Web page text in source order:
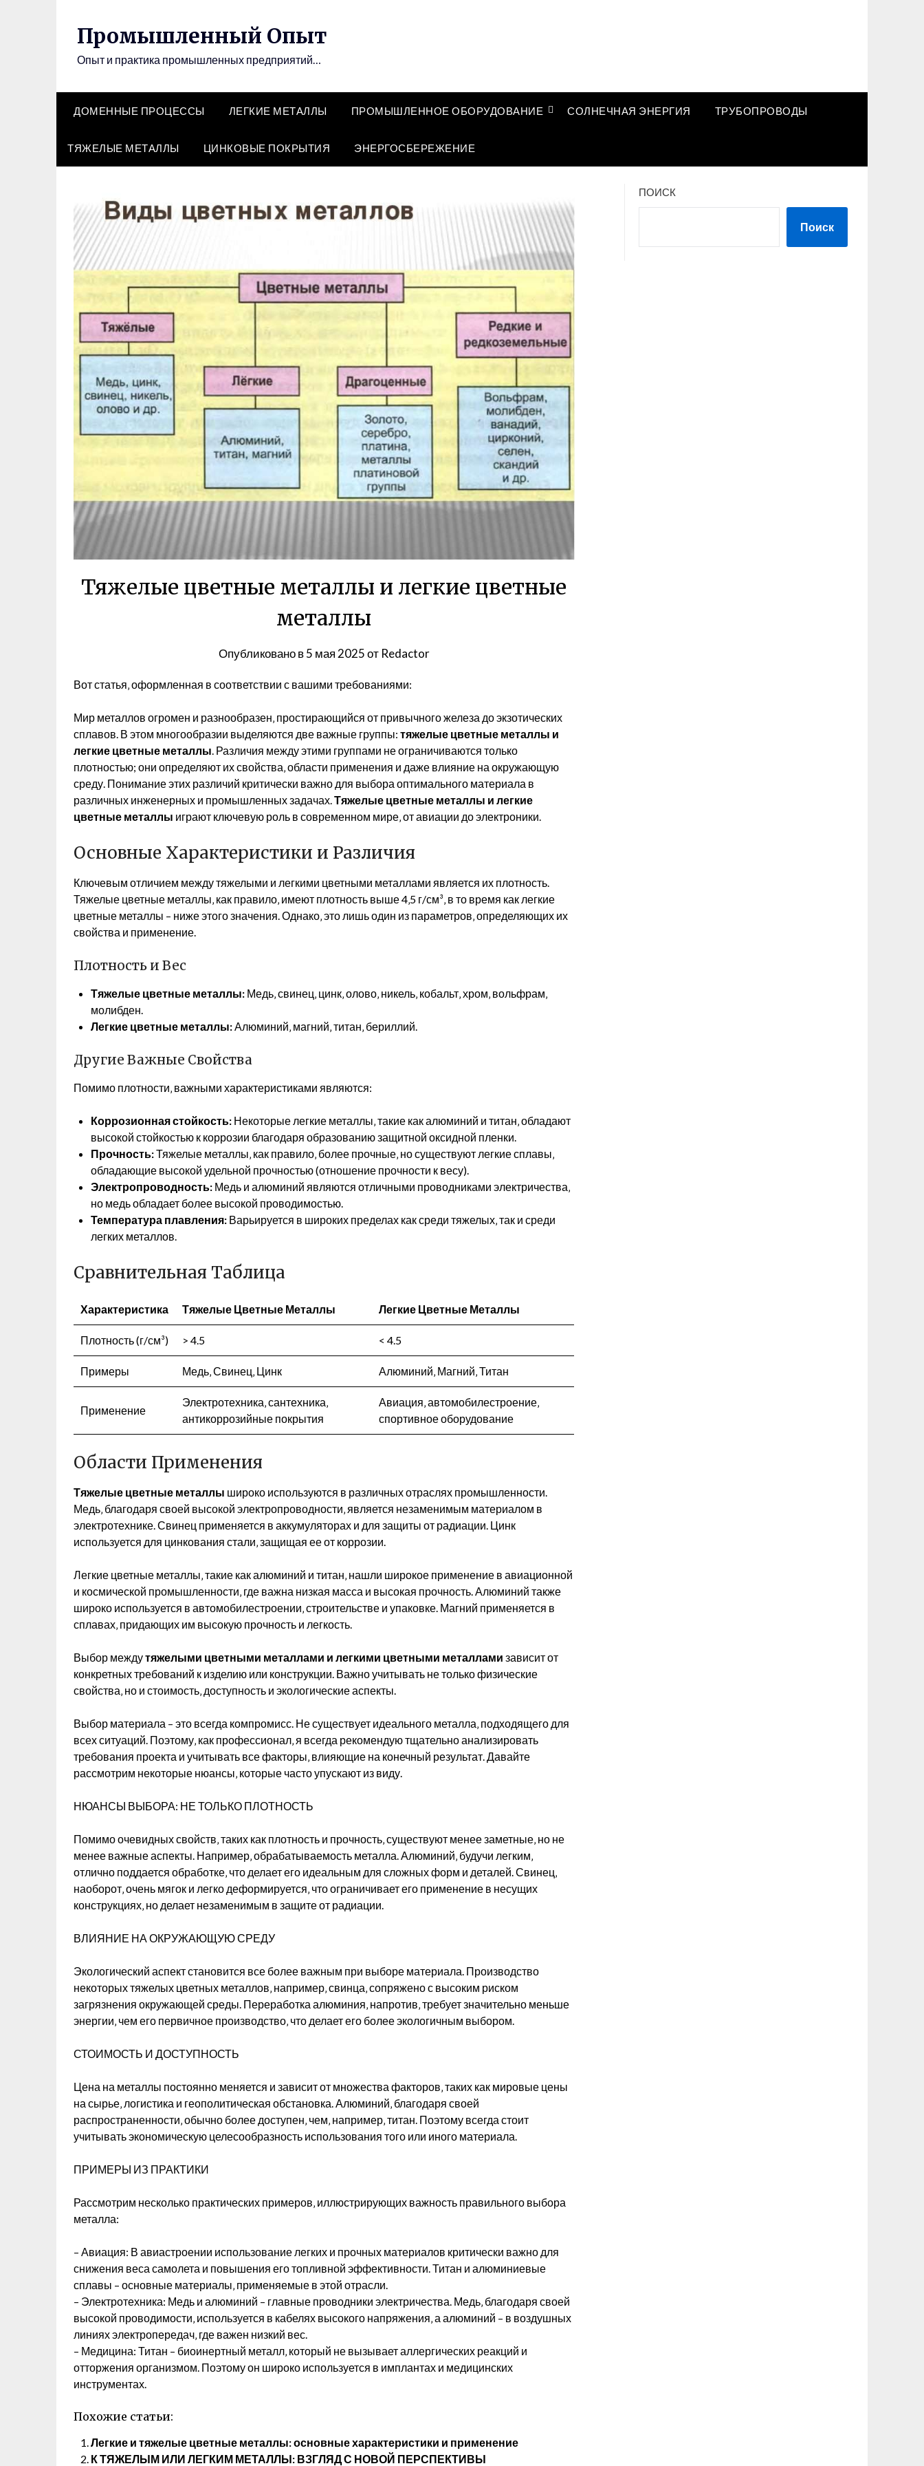
Промышленный Опыт
Опыт и практика промышленных предприятий…
ДОМЕННЫЕ ПРОЦЕССЫ ЛЕГКИЕ МЕТАЛЛЫ ПРОМЫШЛЕННОЕ ОБОРУДОВАНИЕ СОЛНЕЧНАЯ ЭНЕРГИЯ ТРУБОПРОВОДЫ
ТЯЖЕЛЫЕ МЕТАЛЛЫ ЦИНКОВЫЕ ПОКРЫТИЯ ЭНЕРГОСБЕРЕЖЕНИЕ
Тяжелые цветные металлы и легкие цветные
металлы
Опубликовано в5 мая 2025от Redactor
Вот статья‚ оформленная в соответствии с вашими требованиями:
Мир металлов огромен и разнообразен‚ простирающийся от привычного железа до экзотических
сплавов. В этом многообразии выделяются две важные группы: тяжелые цветные металлы и
легкие цветные металлы. Различия между этими группами не ограничиваются только
плотностью; они определяют их свойства‚ области применения и даже влияние на окружающую
среду. Понимание этих различий критически важно для выбора оптимального материала в
различных инженерных и промышленных задачах.Тяжелые цветные металлы и легкие
цветные металлы играют ключевую роль в современном мире‚ от авиации до электроники.
Основные Характеристики и Различия
Ключевым отличием между тяжелыми и легкими цветными металлами является их плотность.
Тяжелые цветные металлы‚ как правило‚ имеют плотность выше 4‚5 г/см³‚ в то время как легкие
цветные металлы – ниже этого значения. Однако‚ это лишь один из параметров‚ определяющих их
свойства и применение.
Плотность и Вес
Тяжелые цветные металлы: Медь‚ свинец‚ цинк‚ олово‚ никель‚ кобальт‚ хром‚ вольфрам‚
молибден.
Легкие цветные металлы:Алюминий‚ магний‚ титан‚ бериллий.
Другие Важные Свойства
Помимо плотности‚ важными характеристиками являются:
Коррозионная стойкость: Некоторые легкие металлы‚ такие как алюминий и титан‚ обладают
высокой стойкостью к коррозии благодаря образованию защитной оксидной пленки.
Прочность:Тяжелые металлы‚ как правило‚ более прочные‚ но существуют легкие сплавы‚
обладающие высокой удельной прочностью (отношение прочности к весу).
Электропроводность: Медь и алюминий являются отличными проводниками электричества‚
но медь обладает более высокой проводимостью.
Температура плавления: Варьируется в широких пределах как среди тяжелых‚ так и среди
легких металлов.
Сравнительная Таблица
Характеристика Тяжелые Цветные Металлы Легкие Цветные Металлы
Плотность (г/см³) > 4.5 < 4.5
Примеры Медь‚ Свинец‚ Цинк Алюминий‚ Магний‚ Титан
Применение
Электротехника‚ сантехника‚
антикоррозийные покрытия
Авиация‚ автомобилестроение‚
спортивное оборудование
Области Применения
Тяжелые цветные металлы широко используются в различных отраслях промышленности.
Медь‚ благодаря своей высокой электропроводности‚ является незаменимым материалом в
электротехнике. Свинец применяется в аккумуляторах и для защиты от радиации. Цинк
используется для цинкования стали‚ защищая ее от коррозии.
Легкие цветные металлы‚ такие как алюминий и титан‚ нашли широкое применение в авиационной
и космической промышленности‚ где важна низкая масса и высокая прочность. Алюминий также
широко используется в автомобилестроении‚ строительстве и упаковке. Магний применяется в
сплавах‚ придающих им высокую прочность и легкость.
Выбор междутяжелыми цветными металлами и легкими цветными металлами зависит от
конкретных требований к изделию или конструкции. Важно учитывать не только физические
свойства‚ но и стоимость‚ доступность и экологические аспекты.
Выбор материала – это всегда компромисс. Не существует идеального металла‚ подходящего для
всех ситуаций. Поэтому‚ как профессионал‚ я всегда рекомендую тщательно анализировать
требования проекта и учитывать все факторы‚ влияющие на конечный результат. Давайте
рассмотрим некоторые нюансы‚ которые часто упускают из виду.
НЮАНСЫ ВЫБОРА: НЕ ТОЛЬКО ПЛОТНОСТЬ
Помимо очевидных свойств‚ таких как плотность и прочность‚ существуют менее заметные‚ но не
менее важные аспекты. Например‚ обрабатываемость металла. Алюминий‚ будучи легким‚
отлично поддается обработке‚ что делает его идеальным для сложных форм и деталей. Свинец‚
наоборот‚ очень мягок и легко деформируется‚ что ограничивает его применение в несущих
конструкциях‚ но делает незаменимым в защите от радиации.
ВЛИЯНИЕ НА ОКРУЖАЮЩУЮ СРЕДУ
Экологический аспект становится все более важным при выборе материала. Производство
некоторых тяжелых цветных металлов‚ например‚ свинца‚ сопряжено с высоким риском
загрязнения окружающей среды. Переработка алюминия‚ напротив‚ требует значительно меньше
энергии‚ чем его первичное производство‚ что делает его более экологичным выбором.
СТОИМОСТЬ И ДОСТУПНОСТЬ
Цена на металлы постоянно меняется и зависит от множества факторов‚ таких как мировые цены
на сырье‚ логистика и геополитическая обстановка. Алюминий‚ благодаря своей
распространенности‚ обычно более доступен‚ чем‚ например‚ титан. Поэтому всегда стоит
учитывать экономическую целесообразность использования того или иного материала.
ПРИМЕРЫ ИЗ ПРАКТИКИ
Рассмотрим несколько практических примеров‚ иллюстрирующих важность правильного выбора
металла:
– Авиация: В авиастроении использование легких и прочных материалов критически важно для
снижения веса самолета и повышения его топливной эффективности. Титан и алюминиевые
сплавы – основные материалы‚ применяемые в этой отрасли.
– Электротехника: Медь и алюминий – главные проводники электричества. Медь‚ благодаря своей
высокой проводимости‚ используется в кабелях высокого напряжения‚ а алюминий – в воздушных
линиях электропередач‚ где важен низкий вес.
– Медицина: Титан – биоинертный металл‚ который не вызывает аллергических реакций и
отторжения организмом. Поэтому он широко используется в имплантах и медицинских
инструментах.
Похожие статьи:
Легкие и тяжелые цветные металлы: основные характеристики и применение
К ТЯЖЕЛЫМ ИЛИ ЛЕГКИМ МЕТАЛЛЫ: ВЗГЛЯД С НОВОЙ ПЕРСПЕКТИВЫ
ПОИСК
Поиск